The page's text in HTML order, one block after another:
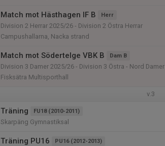
Match mot Hästhagen IF B Herr
Division 2 Herrar 2025/26 - Division 2 Östra Herrar
Campushallarna, Nacka strand
Match mot Södertelge VBK B Dam B
Division 3 Damer 2025/26 - Division 3 Östra - Nord Damer
Fisksätra Multisporthall
v.3
Träning FU18 (2010-2011)
Skarpäng Gymnastiksal
Träning PU16 PU16 (2012-2013)